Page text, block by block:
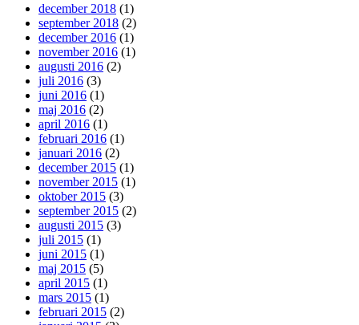
december 2018 (1)
september 2018 (2)
december 2016 (1)
november 2016 (1)
augusti 2016 (2)
juli 2016 (3)
juni 2016 (1)
maj 2016 (2)
april 2016 (1)
februari 2016 (1)
januari 2016 (2)
december 2015 (1)
november 2015 (1)
oktober 2015 (3)
september 2015 (2)
augusti 2015 (3)
juli 2015 (1)
juni 2015 (1)
maj 2015 (5)
april 2015 (1)
mars 2015 (1)
februari 2015 (2)